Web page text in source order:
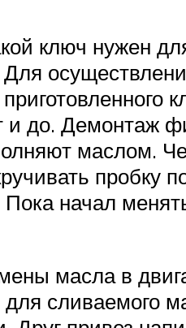
ключ нужен
Для
до. Демонтаж
маслом.
пробку
Пока начал
масла в
сливаемого